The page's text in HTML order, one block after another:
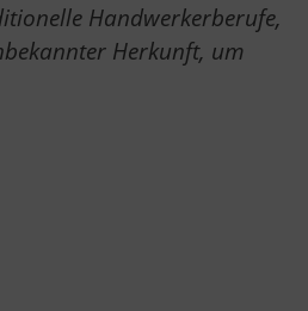
Handwerkerberufe,
Herkunft, um